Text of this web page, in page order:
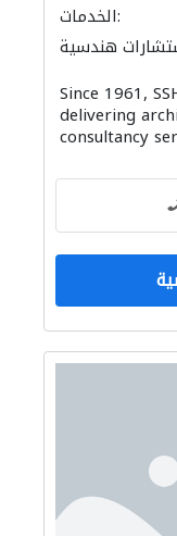
الخدمات:
هندسية
والسباكة
ادارة مشروع
المعماري
Since 1961,
delivering
consultancy